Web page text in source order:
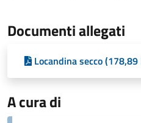
Documenti allegati
Locandina secco (178,89
A cura di